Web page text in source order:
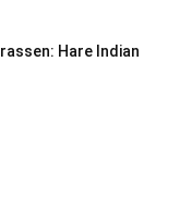
Hare Indian